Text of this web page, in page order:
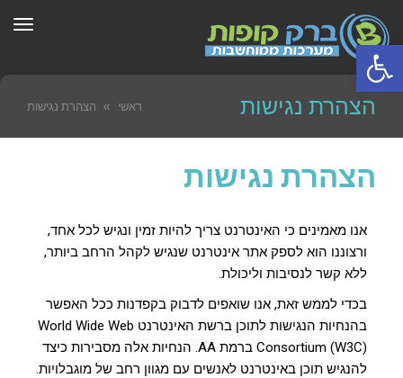
פתח סרגל נגישות
הצהרת נגישות ראשי » הצהרת נגישות
הצהרת נגישות
אנו מאמינים כי האינטרנט צריך להיות זמין ונגיש לכל אחד,
ורצוננו הוא לספק אתר אינטרנט שנגיש לקהל הרחב ביותר,
ללא קשר לנסיבות וליכולת.
בכדי לממש זאת, אנו שואפים לדבוק בקפדנות ככל האפשר
בהנחיות הנגישות לתוכן ברשת האינטרנט World Wide Web
Consortium (W3C) ברמת AA. הנחיות אלה מסבירות כיצד
להנגיש תוכן באינטרנט לאנשים עם מגוון רחב של מוגבלויות.